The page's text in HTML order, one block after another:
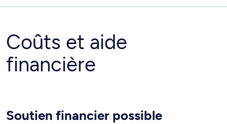
Coûts et aide
financière
Soutien financier possible